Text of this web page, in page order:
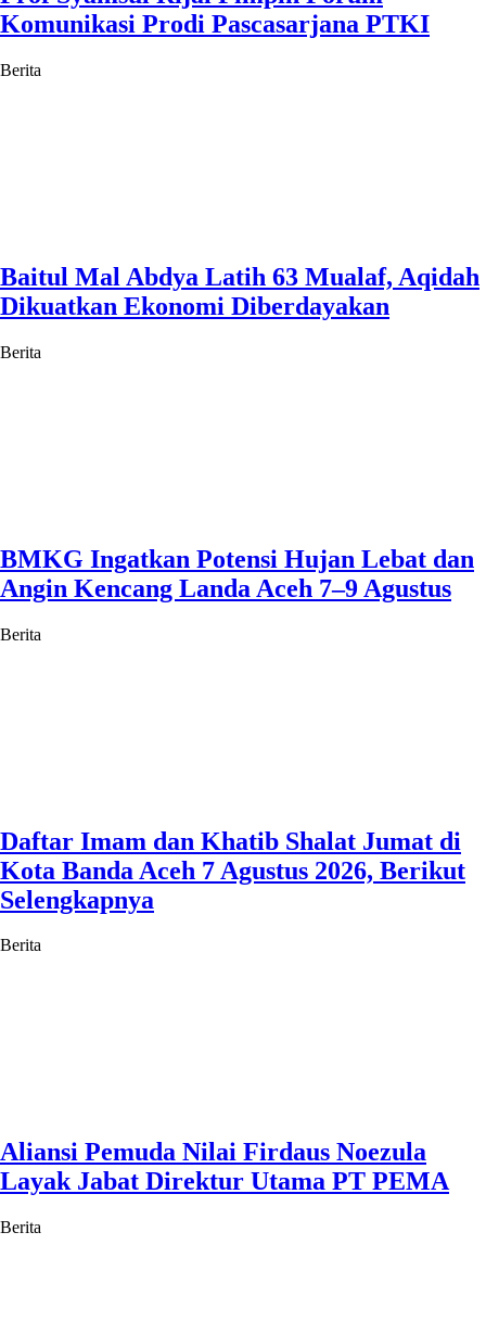
Komunikasi Prodi Pascasarjana PTKI
Berita
Baitul Mal Abdya Latih 63 Mualaf, Aqidah
Dikuatkan Ekonomi Diberdayakan
Berita
BMKG Ingatkan Potensi Hujan Lebat dan
Angin Kencang Landa Aceh 7–9 Agustus
Berita
Daftar Imam dan Khatib Shalat Jumat di
Kota Banda Aceh 7 Agustus 2026, Berikut
Selengkapnya
Berita
Aliansi Pemuda Nilai Firdaus Noezula
Layak Jabat Direktur Utama PT PEMA
Berita